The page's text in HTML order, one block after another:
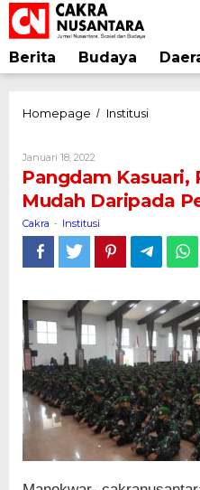
Lewati
ke
konten
Berita Budaya
Homepage / InstitusiPangdam
Mudah
Daripada
Januari 18, 2022
Cakra
Pangdam Kasuari,
Mudah Daripada
Cakra - Institusi